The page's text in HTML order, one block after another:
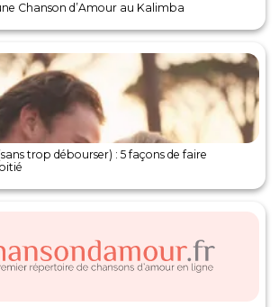
Chanson d’Amour au Kalimba
trop débourser) : 5 façons de faire